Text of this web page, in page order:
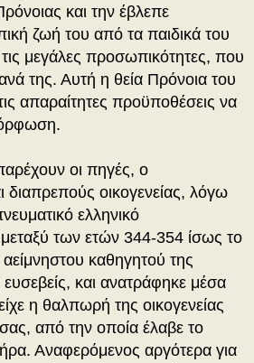
και την έβλεπε
ζωή του από τα παιδικά του
μεγάλες προσωπικότητες, που
της. Αυτή η θεία Πρόνοια του
απαραίτητες προϋποθέσεις να
οι πηγές, ο
διαπρεπούς οικογενείας, λόγω
ελληνικό
μεταξύ των ετών 344-354 ίσως το
καθηγητού της
και ανατράφηκε μέσα
η θαλπωρή της οικογενείας
από την οποία έλαβε το
Αναφερόμενος αργότερα για